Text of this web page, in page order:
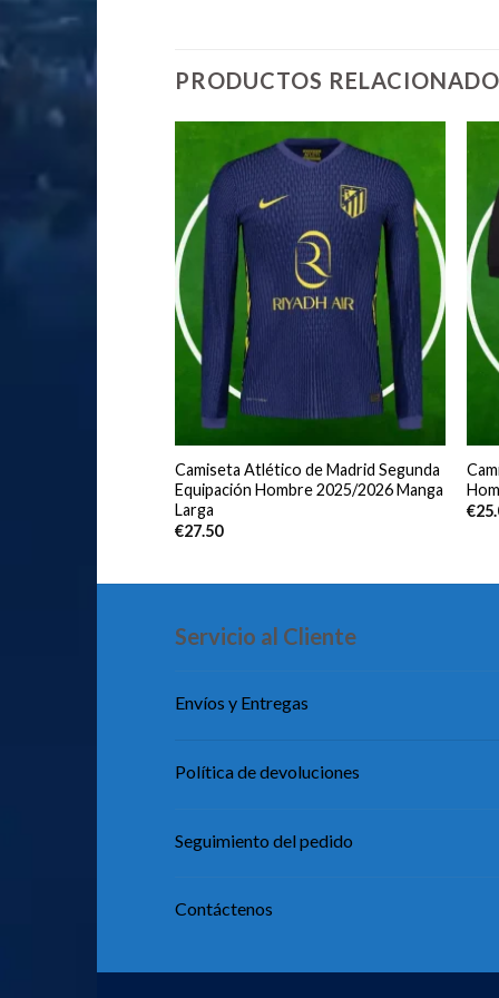
PRODUCTOS
Camiseta Atlético de Madrid Segunda
Equipación Hombre 2025/2026 Manga
Larga
€27.50
€
Servicio al Cliente
Envíos y Entregas
Política de devoluciones
Seguimiento del pedido
Contáctenos